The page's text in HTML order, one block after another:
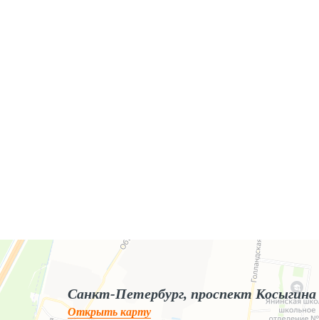
Яндекс.Карты
Яндекс.Карты — поиск мест и адресов, городской транспорт
Санкт-Петербург, проспект Косыгина
Открыть карту